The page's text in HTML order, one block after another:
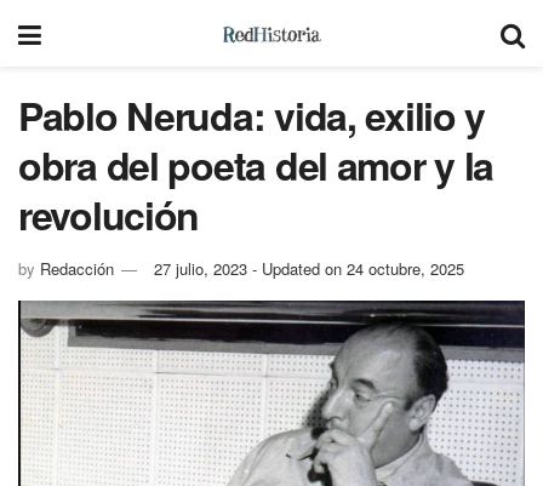
Pablo Neruda: vida, exilio y
obra del poeta del amor y la
revolución
by Redacción 27 julio, 2023 - Updated on 24 octubre, 2025